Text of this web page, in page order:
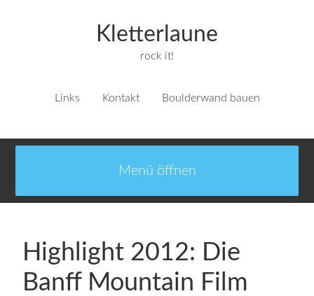
Kletterlaune
rock it!
Links Kontakt Boulderwand bauen
Highlight 2012: Die
Banff Mountain Film